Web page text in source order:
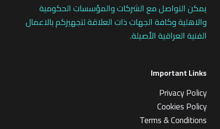
يمكن التواصل مع الشركات والمؤسسات الحكومية
والاهلية وكافة الجهات ذات العلاقة لتجهيزكم بالاعمال
الفنية العراقية الأصيلة.
Important Links
Privacy Policy
Cookies Policy
Terms & Conditions